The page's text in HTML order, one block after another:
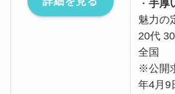
・手厚
魅力の
20代
全国
※公開
年4月9